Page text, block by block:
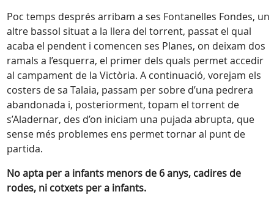
Poc temps després arribam a ses Fontanelles Fondes, un
altre bassol situat a la llera del torrent, passat el qual
acaba el pendent i comencen ses Planes, on deixam dos
ramals a l’esquerra, el primer dels quals permet accedir
al campament de la Victòria. A continuació, vorejam els
costers de sa Talaia, passam per sobre d’una pedrera
abandonada i, posteriorment, topam el torrent de
s’Aladernar, des d’on iniciam una pujada abrupta, que
sense més problemes ens permet tornar al punt de
partida.
No apta per a infants menors de 6 anys, cadires de
rodes, ni cotxets per a infants.